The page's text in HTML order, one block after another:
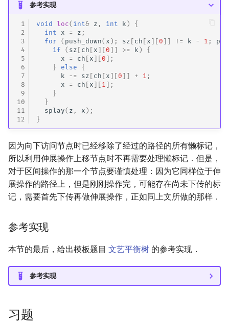
参考实现
1
2
3
4
5
6
7
8
9
10
11
12
void loc( int& z , int k )
{
int
x = z ;
for
( push_down( x ); sz [ ch [ x ][ 0 ]] != k - 1 ;
if
( sz [ ch [ x ][ 0 ]] >= k )
{
x
= ch [ x ][ 0 ];
}
else
{
k
-= sz [ ch [ x ][ 0 ]] + 1 ;
x
= ch [ x ][ 1 ];
}
}
splay( z , x );
}
因为向下访问节点时已经移除了经过的路径的所有懒标记，
所以利用伸展操作上移节点时不再需要处理懒标记．但是，
对于区间操作的那一个节点要谨慎处理：因为它同样位于伸
展操作的路径上，但是刚刚操作完，可能存在尚未下传的标
记，需要首先下传再做伸展操作，正如同上文所做的那样．
参考实现
本节的最后，给出模板题目 文艺平衡树 的参考实现．
参考实现
习题